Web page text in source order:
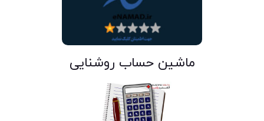
ماشین حساب روشنایی